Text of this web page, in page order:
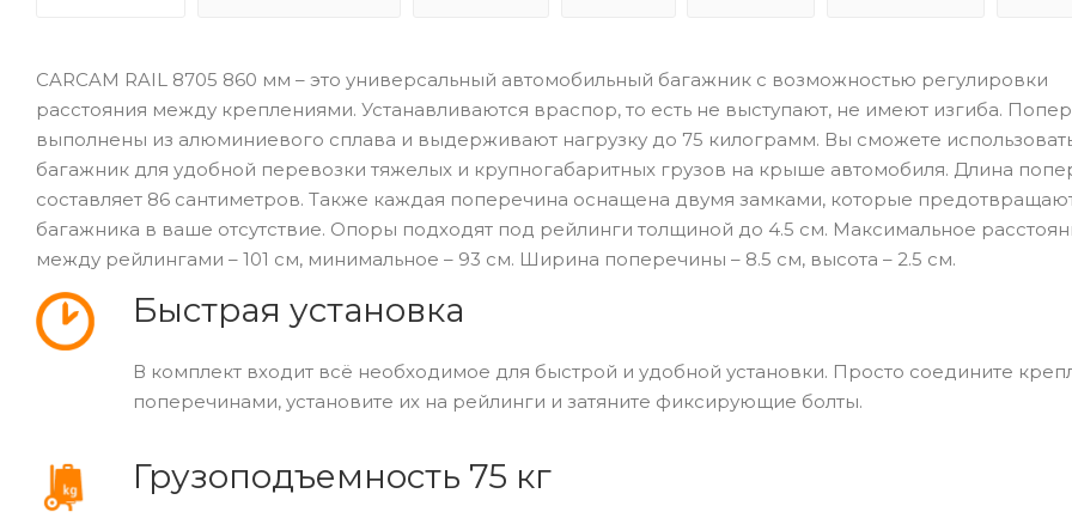
CARCAM RAIL 8705 860 мм – это универсальный автомобильный багажник с возможностью регулировки
расстояния между креплениями. Устанавливаются враспор, то есть не выступают, не имеют изгиба.
выполнены из алюминиевого сплава и выдерживают нагрузку до 75 килограмм. Вы сможете
багажник для удобной перевозки тяжелых и крупногабаритных грузов на крыше автомобиля. Длина
составляет 86 сантиметров. Также каждая поперечина оснащена двумя замками, которые
багажника в ваше отсутствие. Опоры подходят под рейлинги толщиной до 4.5 см. Максимальное
между рейлингами – 101 см, минимальное – 93 см. Ширина поперечины – 8.5 см, высота – 2.5 см.
Быстрая установка
В комплект входит всё необходимое для быстрой и удобной установки. Просто соедините
поперечинами, установите их на рейлинги и затяните фиксирующие болты.
Грузоподъемность 75 кг